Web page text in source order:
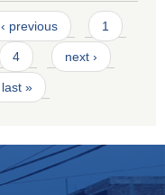
‹ previous 1
4 next ›
last »